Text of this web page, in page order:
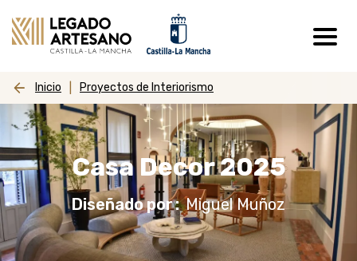
Inicio Proyectos de Interiorismo
Casa Decor 2025
Diseñado por Miguel Muñoz